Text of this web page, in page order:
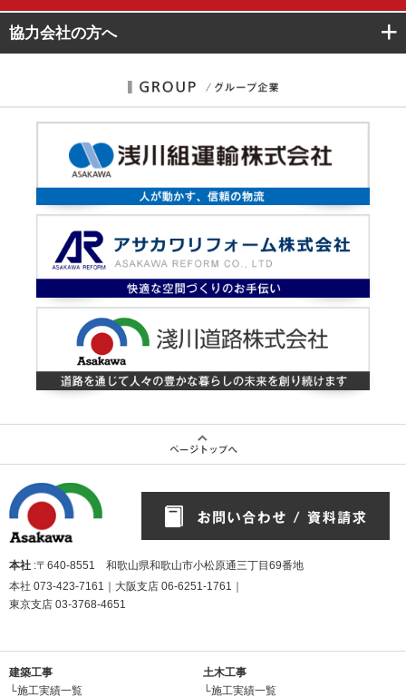
協力会社の方へ
本社 :〒640-8551 和歌山県和歌山市小松原通三丁目69番地
本社 073-423-7161 ｜大阪支店 06-6251-1761
東京支店 03-3768-4651
建築工事
└施工実績一覧
土木工事
└施工実績一覧